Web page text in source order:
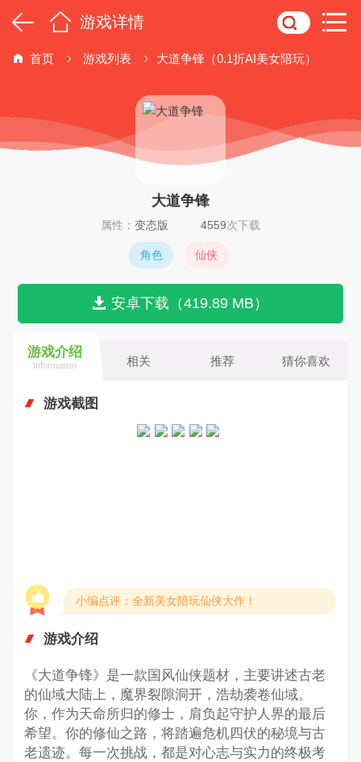
游戏详情
首页 游戏列表 大道争锋（0.1折AI美女陪玩）
大道争锋
属性： 变态版 4559次下载
角色 仙侠
安卓下载（419.89 MB）
游戏介绍
Information 相关 推荐 猜你喜欢
游戏截图
小编点评：全新美女陪玩仙侠大作！
游戏介绍
《大道争锋》是一款国风仙侠题材，主要讲述古老
的仙域大陆上，魔界裂隙洞开，浩劫袭卷仙域。
你，作为天命所归的修士，肩负起守护人界的最后
希望。你的修仙之路，将踏遍危机四伏的秘境与古
老遗迹。每一次挑战，都是对心志与实力的终极考